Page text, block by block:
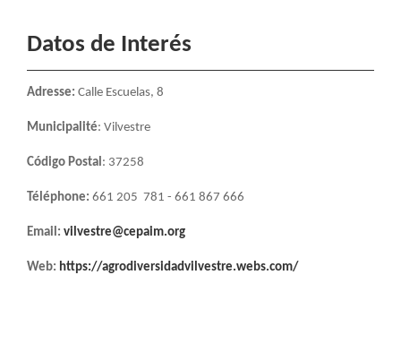
Datos de Interés
Adresse: Calle Escuelas, 8
Municipalité: Vilvestre
Código Postal: 37258
Téléphone: 661 205 781 - 661 867 666
Email: vilvestre@cepaim.org
Web: https://agrodiversidadvilvestre.webs.com/